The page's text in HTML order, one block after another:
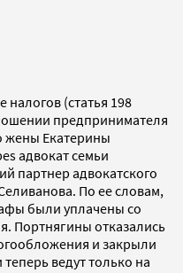
налогов (статья 198
предпринимателя
жены Екатерины
адвокат семьи
партнер адвокатского
По ее словам,
были уплачены со
Портнягины отказались
и закрыли
ведут только на